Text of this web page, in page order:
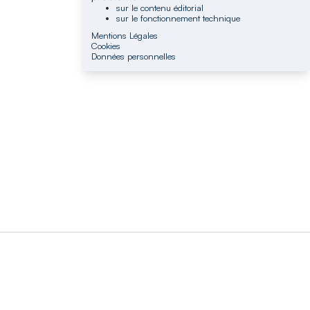
sur le contenu éditorial
sur le fonctionnement technique
Mentions Légales
Cookies
Données personnelles